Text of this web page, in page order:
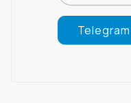
Telegram